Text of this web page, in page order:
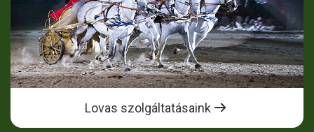
Lovas szolgáltatásaink